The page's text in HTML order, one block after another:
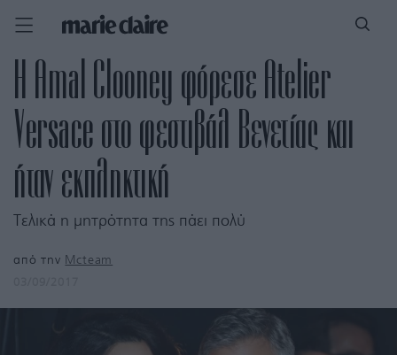
H Amal Clooney φόρεσε Atelier
Versace στο φεστιβάλ Βενετίας και
ήταν εκπληκτική
Τελικά η μητρότητα της πάει πολύ
από την Mcteam